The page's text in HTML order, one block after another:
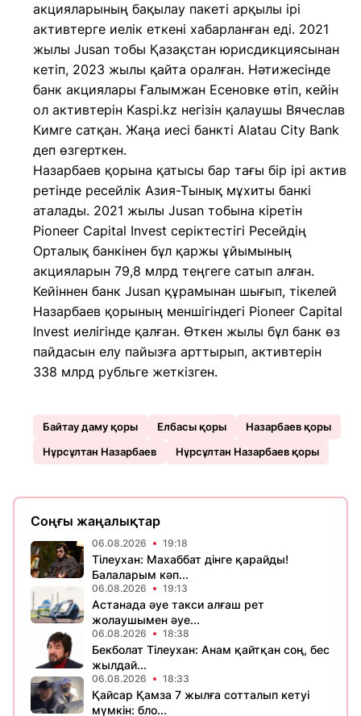
акцияларының бақылау пакеті арқылы ірі
активтерге иелік еткені хабарланған еді. 2021
жылы Jusan тобы Қазақстан юрисдикциясынан
кетіп, 2023 жылы қайта оралған. Нәтижесінде
банк акциялары Ғалымжан Есеновке өтіп, кейін
ол активтерін Kaspi.kz негізін қалаушы Вячеслав
Кимге сатқан. Жаңа иесі банкті Alatau City Bank
деп өзгерткен.
Назарбаев қорына қатысы бар тағы бір ірі актив
ретінде ресейлік Азия-Тынық мұхиты банкі
аталады. 2021 жылы Jusan тобына кіретін
Pioneer Capital Invest серіктестігі Ресейдің
Орталық банкінен бұл қаржы ұйымының
акцияларын 79,8 млрд теңгеге сатып алған.
Кейіннен банк Jusan құрамынан шығып, тікелей
Назарбаев қорының меншігіндегі Pioneer Capital
Invest иелігінде қалған. Өткен жылы бұл банк өз
пайдасын елу пайызға арттырып, активтерін
338 млрд рубльге жеткізген.
Байтау даму қоры Елбасы қоры
Назарбаев қоры
Нұрсұлтан Назарбаев
Нұрсұлтан Назарбаев қоры
Соңғы жаңалықтар
06.08.2026 19:18
Тілеухан: Махаббат дінге қарайды!
Балаларым кәп...
06.08.2026 19:13
Астанада әуе такси алғаш рет
жолаушымен әуе...
06.08.2026 18:38
Бекболат Тілеухан: Анам қайтқан соң, бес
жылдай...
06.08.2026 18:33
Қайсар Қамза 7 жылға сотталып кетуі
мүмкін: бло...